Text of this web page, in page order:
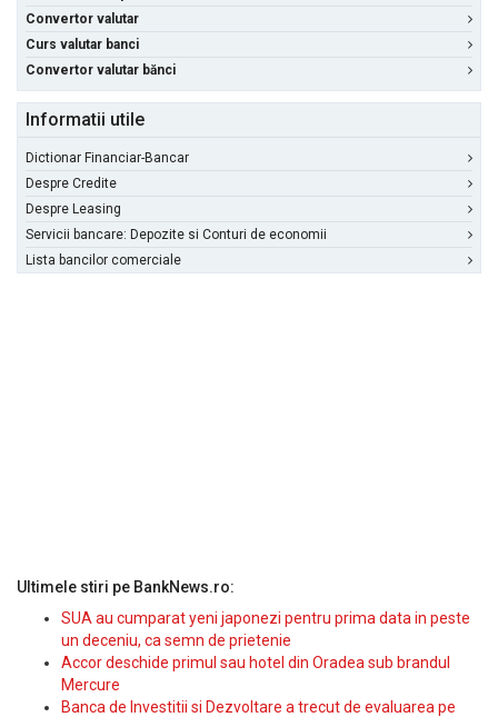
Convertor valutar
Curs valutar banci
Convertor valutar bănci
Informatii utile
Dictionar Financiar-Bancar
Despre Credite
Despre Leasing
Servicii bancare: Depozite si Conturi de economii
Lista bancilor comerciale
Ultimele stiri pe BankNews.ro:
SUA au cumparat yeni japonezi pentru prima data in peste
un deceniu, ca semn de prietenie
Accor deschide primul sau hotel din Oradea sub brandul
Mercure
Banca de Investitii si Dezvoltare a trecut de evaluarea pe